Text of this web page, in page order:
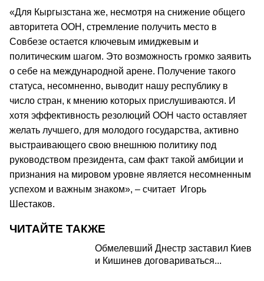
«Для Кыргызстана же, несмотря на снижение общего
авторитета ООН, стремление получить место в
Совбезе остается ключевым имиджевым и
политическим шагом. Это возможность громко заявить
о себе на международной арене. Получение такого
статуса, несомненно, выводит нашу республику в
число стран, к мнению которых прислушиваются. И
хотя эффективность резолюций ООН часто оставляет
желать лучшего, для молодого государства, активно
выстраивающего свою внешнюю политику под
руководством президента, сам факт такой амбиции и
признания на мировом уровне является несомненным
успехом и важным знаком», – считает Игорь
Шестаков.
ЧИТАЙТЕ ТАКЖЕ
Обмелевший Днестр заставил Киев
и Кишинев договариваться...